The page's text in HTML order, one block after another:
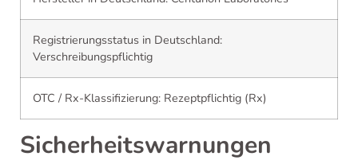
Registrierungsstatus in Deutschland:
Verschreibungspflichtig
OTC / Rx-Klassifizierung: Rezeptpflichtig (Rx)
Sicherheitswarnungen